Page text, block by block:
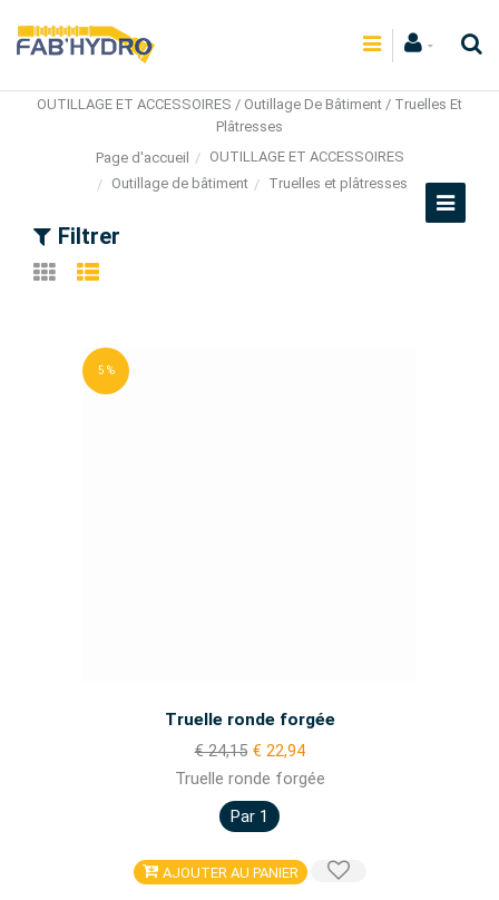
OUTILLAGE ET ACCESSOIRES / Outillage De Bâtiment / Truelles Et
Plâtresses
Page d'accueil
OUTILLAGE ET ACCESSOIRES
Outillage de bâtiment
Truelles et plâtresses
Filtrer
5 %
Truelle ronde forgée
€ 24,15 € 22,94
Truelle ronde forgée
Par 1
AJOUTER AU PANIER